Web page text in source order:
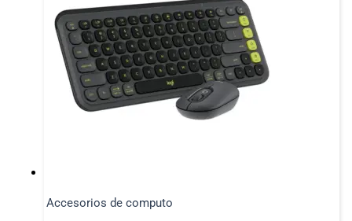
Accesorios de computo